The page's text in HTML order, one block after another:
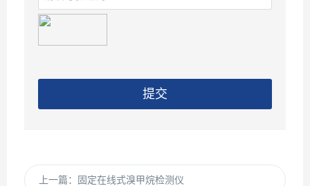
提交
上一篇： 固定在线式溴甲烷检测仪